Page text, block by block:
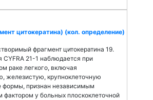
цитокератина) (кол. определение)
фрагмент цитокератина 19.
CYFRA 21-1 наблюдается при
раке легкого, включая
железистую, крупноклеточную
формы, признан независимым
фактором у больных плоскоклеточной